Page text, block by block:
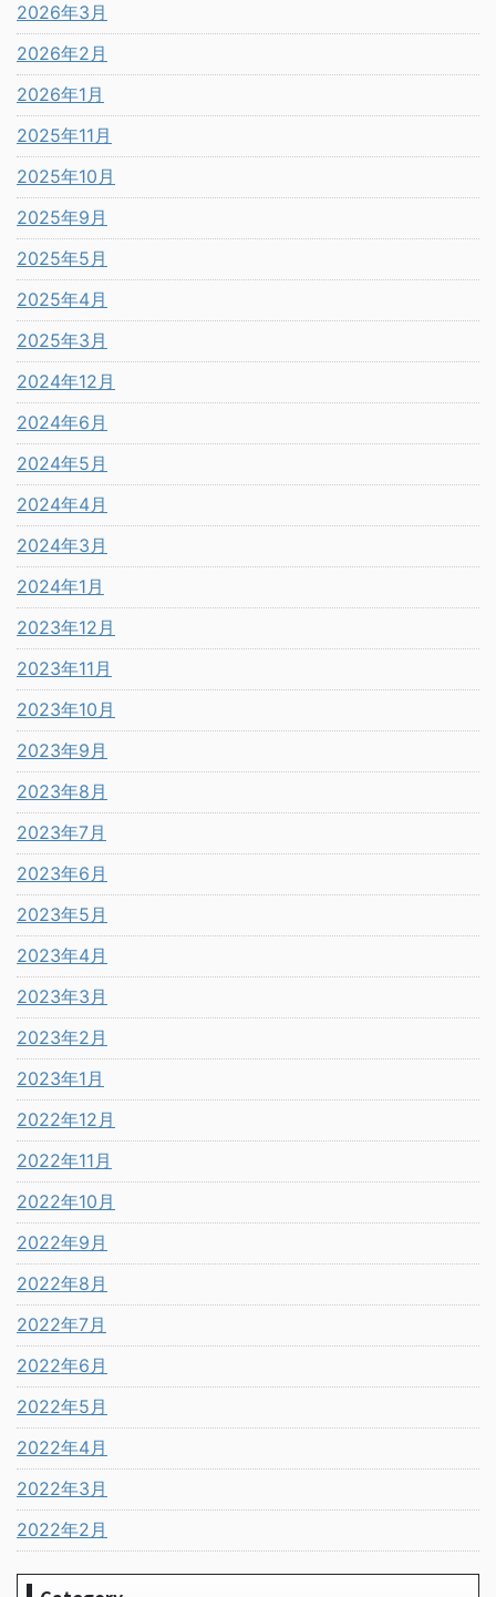
2026年3月
2026年2月
2026年1月
2025年11月
2025年10月
2025年9月
2025年5月
2025年4月
2025年3月
2024年12月
2024年6月
2024年5月
2024年4月
2024年3月
2024年1月
2023年12月
2023年11月
2023年10月
2023年9月
2023年8月
2023年7月
2023年6月
2023年5月
2023年4月
2023年3月
2023年2月
2023年1月
2022年12月
2022年11月
2022年10月
2022年9月
2022年8月
2022年7月
2022年6月
2022年5月
2022年4月
2022年3月
2022年2月